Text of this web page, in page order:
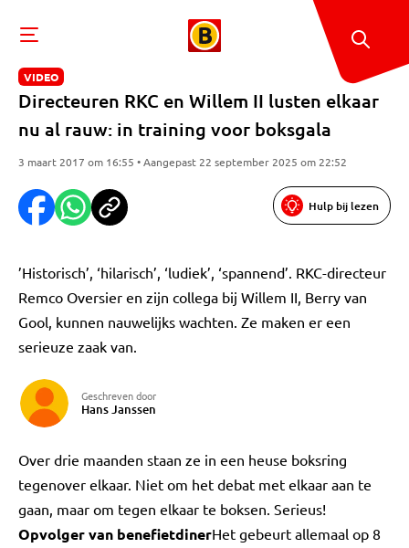
VIDEO
Directeuren RKC en Willem II lusten elkaar
nu al rauw: in training voor boksgala
3 maart 2017 om 16:55 • Aangepast 22 september 2025 om 22:52
Hulp bij lezen
’Historisch’, ‘hilarisch’, ‘ludiek’, ‘spannend’. RKC-directeur
Remco Oversier en zijn collega bij Willem II, Berry van
Gool, kunnen nauwelijks wachten. Ze maken er een
serieuze zaak van.
Geschreven door
Hans Janssen
Over drie maanden staan ze in een heuse boksring
tegenover elkaar. Niet om het debat met elkaar aan te
gaan, maar om tegen elkaar te boksen. Serieus!
Opvolger van benefietdinerHet gebeurt allemaal op 8